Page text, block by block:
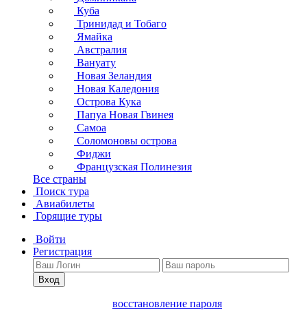
Куба
Тринидад и Тобаго
Ямайка
Австралия
Вануату
Новая Зеландия
Новая Каледония
Острова Кука
Папуа Новая Гвинея
Самоа
Соломоновы острова
Фиджи
Французская Полинезия
Все страны
Поиск тура
Авиабилеты
Горящие туры
Войти
Регистрация
Вход
восстановление пароля